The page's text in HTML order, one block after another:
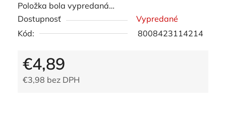
Položka bola vypredaná…
Dostupnosť
Vypredané
Kód:
8008423114214
€4,89
€3,98 bez DPH